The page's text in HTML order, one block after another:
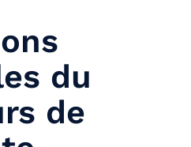
du
de